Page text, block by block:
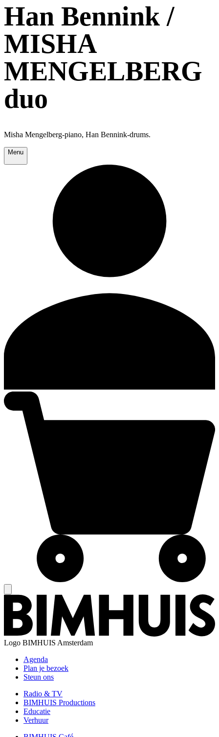
Han Bennink /
MISHA
MENGELBERG
duo
Misha Mengelberg-piano, Han Bennink-drums.
Menu
Logo BIMHUIS Amsterdam
Agenda
Plan je bezoek
Steun ons
Radio & TV
BIMHUIS Productions
Educatie
Verhuur